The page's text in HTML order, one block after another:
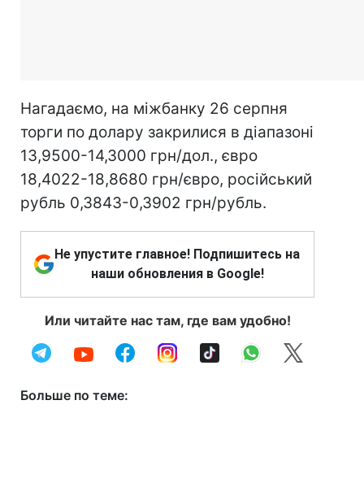
Нагадаємо, на міжбанку 26 серпня
торги по долару закрилися в діапазоні
13,9500-14,3000 грн/дол., євро
18,4022-18,8680 грн/євро, російський
рубль 0,3843-0,3902 грн/рубль.
Не упустите главное! Подпишитесь на
наши обновления в Google!
Или читайте нас там, где вам удобно!
Больше по теме: